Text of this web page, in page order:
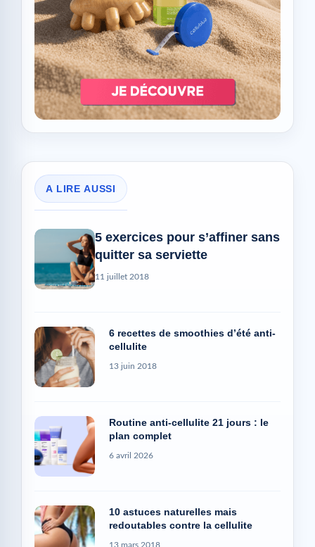
A LIRE AUSSI
5 exercices pour s’affiner sans
quitter sa serviette
11 juillet 2018
6 recettes de smoothies d’été anti-
cellulite
13 juin 2018
Routine anti-cellulite 21 jours : le
plan complet
6 avril 2026
10 astuces naturelles mais
redoutables contre la cellulite
13 mars 2018